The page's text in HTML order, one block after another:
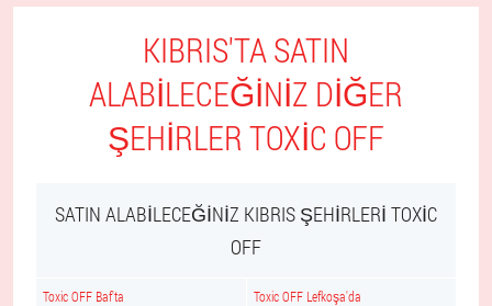
KIBRIS'TA SATIN
ALABILECEĞINIZ DIĞER
ŞEHIRLER TOXIC OFF
SATIN ALABILECEĞINIZ KIBRIS ŞEHIRLERI TOXIC
OFF
Toxic OFF Baf'ta Toxic OFF Lefkoşa'da